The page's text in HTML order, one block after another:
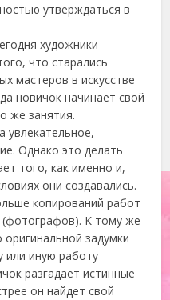
утверждаться в
художники
что старались
мастеров в искусстве
новичок начинает свой
же занятия.
увлекательное,
Однако это делать
того, как именно и,
они создавались.
копирований работ
(фотографов). К тому же
задумки
или иную работу
разгадает истинные
он найдет свой